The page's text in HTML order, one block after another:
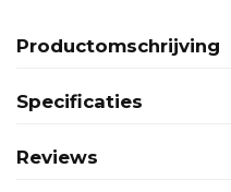
Productomschrijving
Specificaties
Reviews